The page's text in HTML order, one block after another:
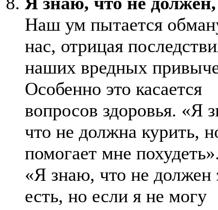
Наш ум пытается
нас, отрицая
наших вредных
Особенно это касается
вопросов здоровья. «Я
что не должна курить,
помогает мне
«Я знаю, что не должен
есть, но если я не могу